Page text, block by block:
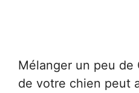
Mélanger un peu de
de votre chien peut